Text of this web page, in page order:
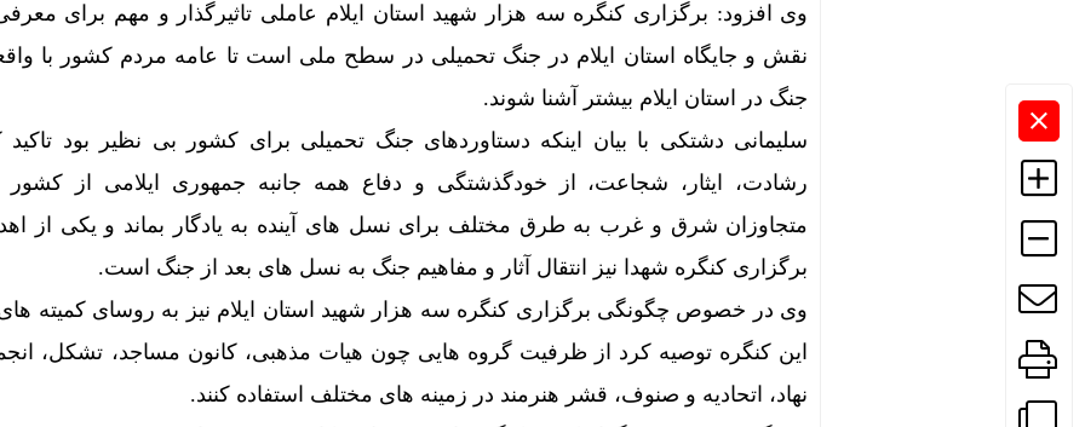
وی افزود: برگزاری کنگره سه هزار شهید استان ایلام عاملی تاثیرگذار و مهم برای
نقش و جایگاه استان ایلام در جنگ تحمیلی در سطح ملی است تا عامه مردم کشور با
جنگ در استان ایلام بیشتر آشنا شوند.
سلیمانی دشتکی با بیان اینکه دستاوردهای جنگ تحمیلی برای کشور بی نظیر بود تاکید
رشادت، ایثار، شجاعت، از خودگذشتگی و دفاع همه جانبه جمهوری ایلامی از کشور
متجاوزان شرق و غرب به طرق مختلف برای نسل های آینده به یادگار بماند و یکی از
برگزاری کنگره شهدا نیز انتقال آثار و مفاهیم جنگ به نسل های بعد از جنگ است.
این کنگره توصیه کرد از ظرفیت گروه هایی چون هیات مذهبی، کانون مساجد، تشکل،
نهاد، اتحادیه و صنوف، قشر هنرمند در زمینه های مختلف استفاده کنند.